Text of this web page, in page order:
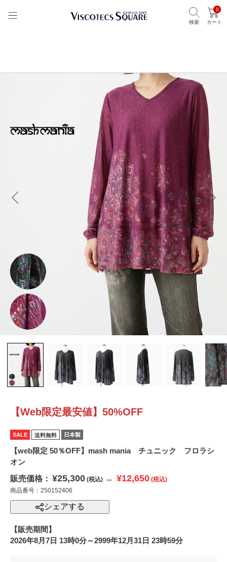
検索
0
カート
【Web限定最安値】50%OFF
SALE 送料無料 日本製
【web限定 50％OFF】mash mania チュニック フロラシ
オン
販売価格： ¥25,300 (税込) → ¥12,650 (税込)
商品番号：250152406
シェアする
【販売期間】
2026年8月7日 13時0分～2999年12月31日 23時59分